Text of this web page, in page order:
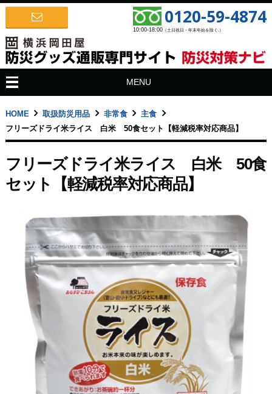
0120-59-4874
10:00-18:00 （土日祝日・年末年始を除く.）
MENU
HOME 取扱防災用品 非常食
主食
フリーズドライ米ライス 白米 50食セット【軽減税率対応商品】
フリーズドライ米ライス 白米 50食
セット【軽減税率対応商品】